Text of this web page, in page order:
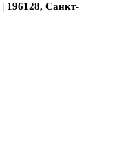
| 196128, Санкт-